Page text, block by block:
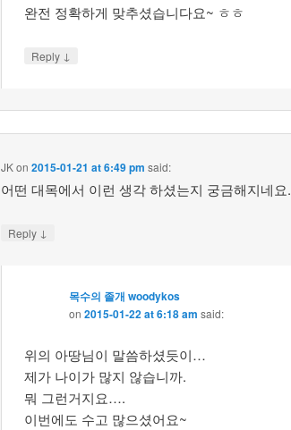
완전 정확하게 맞추셨습니다요~ ㅎㅎ
Reply ↓
JKon2015-01-21 at 6:49 pm said:
어떤 대목에서 이런 생각 하셨는지 궁금해지네요.
Reply ↓
목수의 졸개 woodykos
on 2015-01-22 at 6:18 am said:
위의 아땅님이 말씀하셨듯이…
제가 나이가 많지 않습니까.
뭐 그런거지요….
이번에도 수고 많으셨어요~